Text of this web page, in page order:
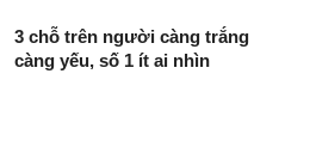
3 chỗ trên người càng trắng
càng yếu, số 1 ít ai nhìn